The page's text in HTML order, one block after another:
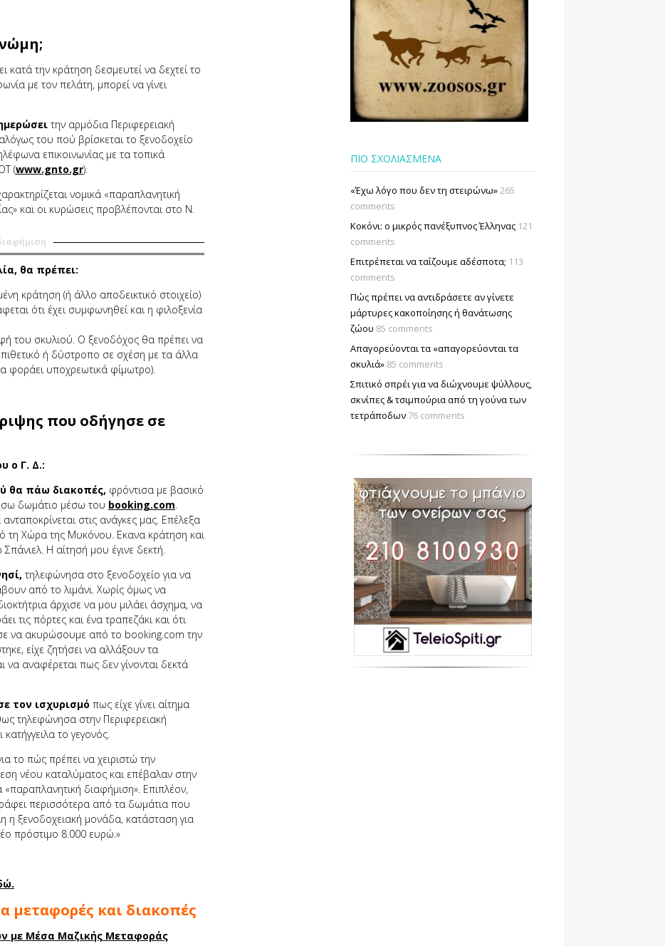
την κράτηση δεσμευτεί να δεχτεί το
με τον πελάτη, μπορεί να γίνει
την αρμόδια Περιφερειακή
του πού βρίσκεται το ξενοδοχείο
επικοινωνίας με τα τοπικά
(www.gnto.gr).
νομικά «παραπλανητική
και οι κυρώσεις προβλέπονται στο Ν.
θα πρέπει:
κράτηση (ή άλλο αποδεικτικό στοιχείο)
ότι έχει συμφωνηθεί και η φιλοξενία
του σκυλιού. Ο ξενοδόχος θα πρέπει να
ή δύστροπο σε σχέση με τα άλλα
φοράει υποχρεωτικά φίμωτρο).
που οδήγησε σε
ο Γ. Δ.:
θα πάω διακοπές, φρόντισα με βασικό
δωμάτιο μέσω του booking.com
στις ανάγκες μας. Επέλεξα
τη Χώρα της Μυκόνου. Εκανα κράτηση και
Η αίτησή μου έγινε δεκτή.
τηλεφώνησα στο ξενοδοχείο για να
από το λιμάνι. Χωρίς όμως να
άρχισε να μου μιλάει άσχημα, να
τις πόρτες και ένα τραπεζάκι και ότι
να ακυρώσουμε από το booking.com την
είχε ζητήσει να αλλάξουν τα
να αναφέρεται πως δεν γίνονται δεκτά
τον ισχυρισμό πως είχε γίνει αίτημα
τηλεφώνησα στην Περιφερειακή
το γεγονός.
το πώς πρέπει να χειριστώ την
νέου καταλύματος και επέβαλαν στην
διαφήμιση». Επιπλέον,
περισσότερα από τα δωμάτια που
η ξενοδοχειακή μονάδα, κατάσταση για
πρόστιμο 8.000 ευρώ.»
μεταφορές και διακοπές
με Μέσα Μαζικής Μεταφοράς
ΠΙΟ ΣΧΟΛΙΑΣΜΕΝΑ
«Έχω λόγο που δεν τη στειρώνω»265
comments
Κοκόνι: ο μικρός πανέξυπνος Έλληνας 121
comments
Επιτρέπεται να ταΐζουµε αδέσποτα; 113
comments
Πώς πρέπει να αντιδράσετε αν γίνετε
μάρτυρες κακοποίησης ή θανάτωσης
ζώου 85 comments
Απαγορεύονται τα «απαγορεύονται τα
σκυλιά» 85 comments
Σπιτικό σπρέι για να διώχνουμε ψύλλους,
σκνίπες & τσιμπούρια από τη γούνα των
τετράποδων 76 comments